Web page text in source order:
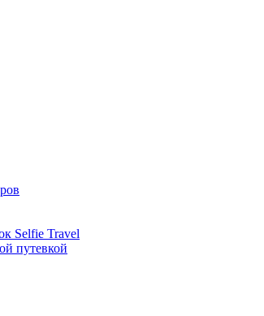
Selfie Travel
путевкой